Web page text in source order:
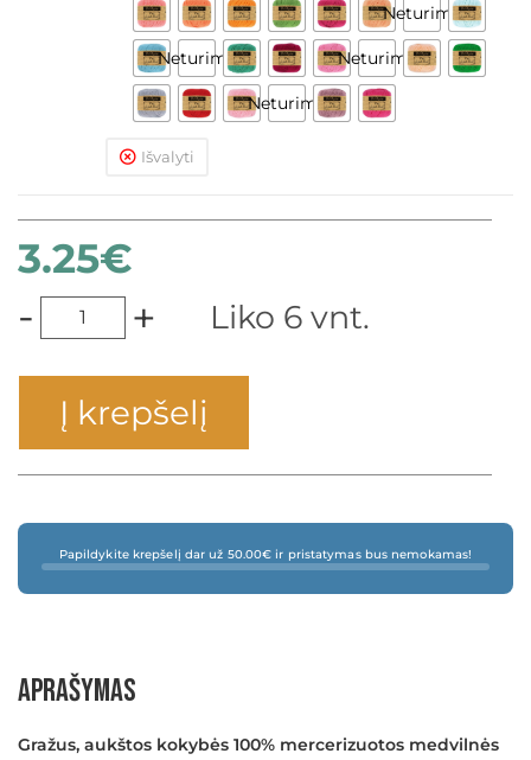
Neturime
Neturime Neturime
Neturime
Išvalyti
3.25€
- + Liko 6 vnt.
Į krepšelį
Papildykite krepšelį dar už 50.00€ ir pristatymas bus nemokamas!
Aprašymas
Gražus, aukštos kokybės 100% mercerizuotos medvilnės